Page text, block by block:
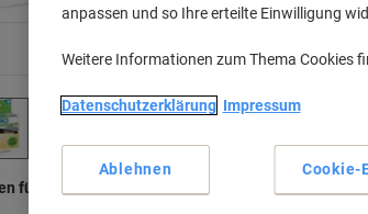
für die unterschiedlichsten Ansprüche
anpassen und so Ihre erteilte Einwilligung
Weitere Informationen zum Thema Cookies
Datenschutzerklärung Impressum
Cookie-
Ablehnen